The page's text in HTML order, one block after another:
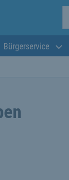
Bürgerservice